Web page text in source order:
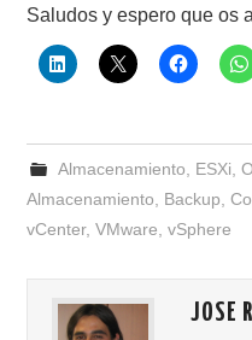
Saludos y espero que os
Almacenamiento ESXi
Almacenamiento
Backup ,
vCenter,VMware ,vSphere
JOSE